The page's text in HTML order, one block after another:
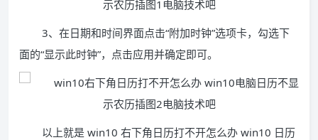
3、在日期和时间界面点击“附加时钟”选项卡，勾选下
面的“显示此时钟”，点击应用并确定即可。
以上就是 win10 右下角日历打不开怎么办 win10 日历